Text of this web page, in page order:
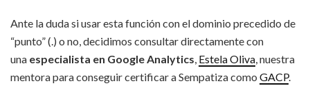
Ante la duda si usar esta función con el dominio precedido de
“punto” (.) o no, decidimos consultar directamente con
una especialista en Google Analytics, Estela Oliva, nuestra
mentora para conseguir certificar a Sempatiza como GACP.